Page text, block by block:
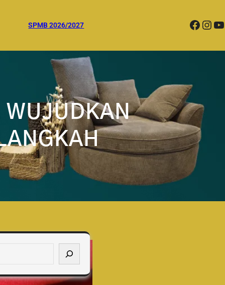
SPMB 2026/2027 Facebook Instagram YouTube
WUJUDKAN